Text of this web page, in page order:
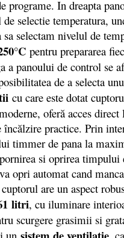
programe. In dreapta
selectie temperatura,
selectam nivelul de
pentru prepararea
a panoului de control se
de a selecta
cu care este dotat
oferă acces
încălzire practice. Prin
timmer de pana la
si oprirea timpului
opri automat cand
are un aspect
litri, cu iluminare
scurgere grasimii si